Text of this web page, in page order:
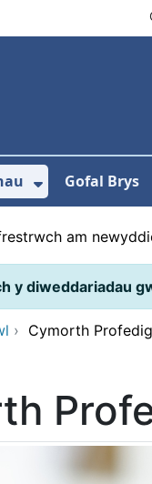
ar
Dangos
Gofal Brys
am
y diweddariadau
› Cymorth